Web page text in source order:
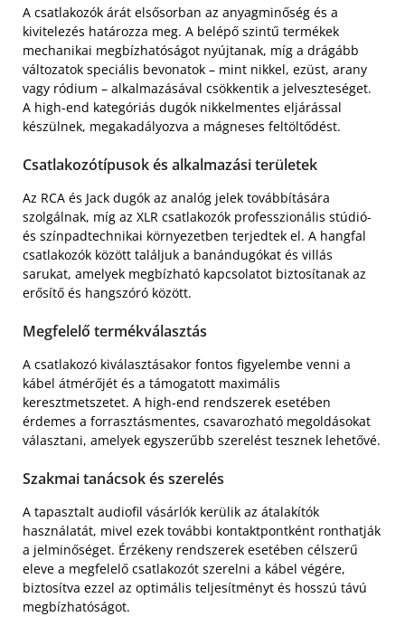
A csatlakozók árát elsősorban az anyagminőség és a
kivitelezés határozza meg. A belépő szintű termékek
mechanikai megbízhatóságot nyújtanak, míg a drágább
változatok speciális bevonatok – mint nikkel, ezüst, arany
vagy ródium – alkalmazásával csökkentik a jelveszteséget.
A high-end kategóriás dugók nikkelmentes eljárással
készülnek, megakadályozva a mágneses feltöltődést.
Csatlakozótípusok és alkalmazási területek
Az RCA és Jack dugók az analóg jelek továbbítására
szolgálnak, míg az XLR csatlakozók professzionális stúdió-
és színpadtechnikai környezetben terjedtek el. A hangfal
csatlakozók között találjuk a banándugókat és villás
sarukat, amelyek megbízható kapcsolatot biztosítanak az
erősítő és hangszóró között.
Megfelelő termékválasztás
A csatlakozó kiválasztásakor fontos figyelembe venni a
kábel átmérőjét és a támogatott maximális
keresztmetszetet. A high-end rendszerek esetében
érdemes a forrasztásmentes, csavarozható megoldásokat
választani, amelyek egyszerűbb szerelést tesznek lehetővé.
Szakmai tanácsok és szerelés
A tapasztalt audiofil vásárlók kerülik az átalakítók
használatát, mivel ezek további kontaktpontként ronthatják
a jelminőséget. Érzékeny rendszerek esetében célszerű
eleve a megfelelő csatlakozót szerelni a kábel végére,
biztosítva ezzel az optimális teljesítményt és hosszú távú
megbízhatóságot.